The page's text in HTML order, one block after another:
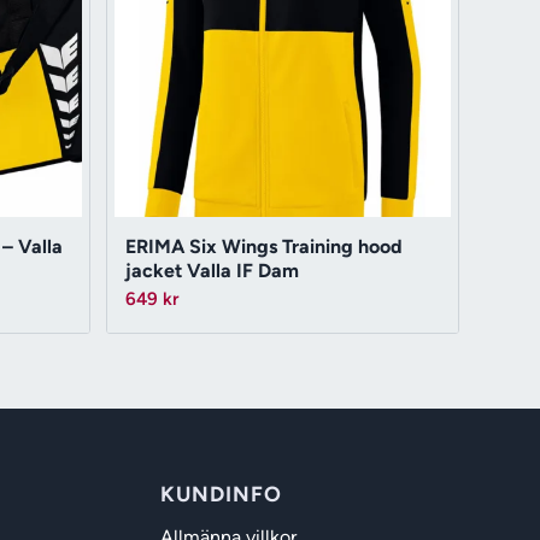
Valla
ERIMA Six Wings Training hood
jacket Valla IF Dam
649 kr
KUNDINFO